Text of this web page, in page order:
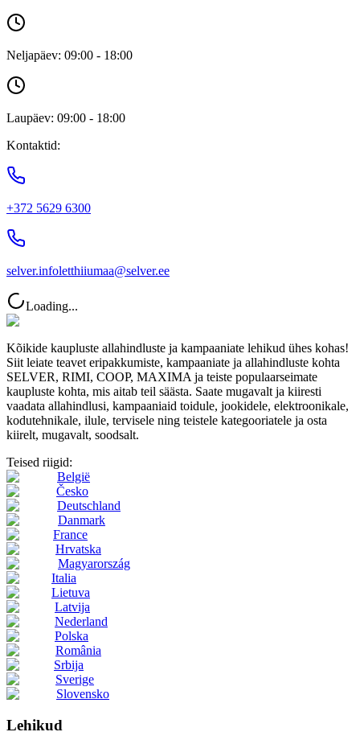
Neljapäev: 09:00 - 18:00
Laupäev: 09:00 - 18:00
Kontaktid:
+372 5629 6300
selver.infoletthiiumaa@selver.ee
Loading...
Kõikide kaupluste allahindluste ja kampaaniate lehikud ühes kohas!
Siit leiate teavet eripakkumiste, kampaaniate ja allahindluste kohta
SELVER, RIMI, COOP, MAXIMA ja teiste populaarseimate
kaupluste kohta, mis aitab teil säästa. Saate mugavalt ja kiiresti
vaadata allahindlusi, kampaaniaid toidule, jookidele, elektroonikale,
kodutehnikale, ilule, tervisele ning teistele kategooriatele ja osta
kiirelt, mugavalt, soodsalt.
Teised riigid:
België
Česko
Deutschland
Danmark
France
Hrvatska
Magyarország
Italia
Lietuva
Latvija
Nederland
Polska
România
Srbija
Sverige
Slovensko
Lehikud